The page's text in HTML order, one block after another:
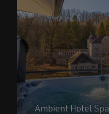
Ambient Hotel Spa